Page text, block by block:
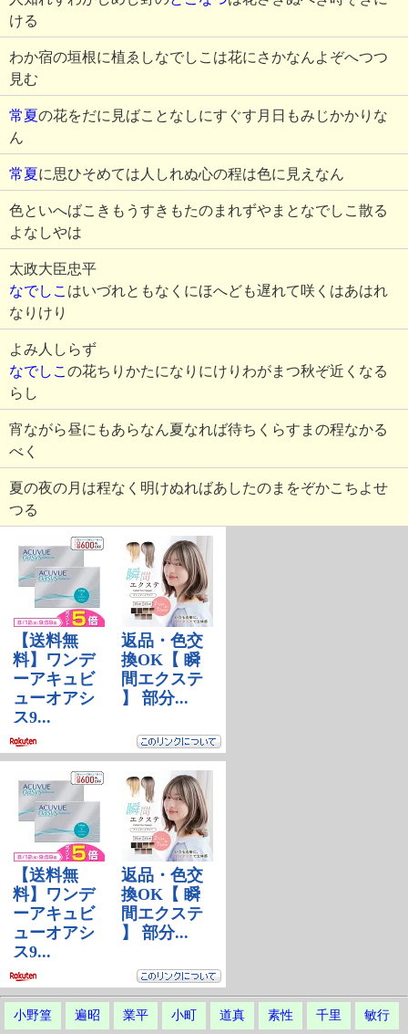
ける
わか宿の垣根に植ゑしなでしこは花にさかなんよぞへつつ
見む
常夏の花をだに見ばことなしにすぐす月日もみじかかりな
ん
常夏に思ひそめては人しれぬ心の程は色に見えなん
色といへばこきもうすきもたのまれずやまとなでしこ散る
よなしやは
太政大臣忠平
なでしこ はいづれともなくにほへども遅れて咲くはあはれ
なりけり
よみ人しらず
なでしこ の花ちりかたになりにけりわがまつ秋ぞ近くなる
らし
宵ながら昼にもあらなん夏なれば待ちくらすまの程なかる
べく
夏の夜の月は程なく明けぬればあしたのまをぞかこちよせ
つる
小野篁 遍昭 業平 小町 道真 素性 千里 敏行